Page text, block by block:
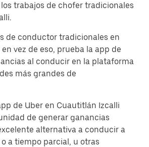
trabajos de chofer tradicionales
de conductor tradicionales en
vez de eso, prueba la app de
al conducir en la plataforma
más grandes de
de Uber en Cuautitlán Izcalli
de generar ganancias
alternativa a conducir a
a tiempo parcial, u otras